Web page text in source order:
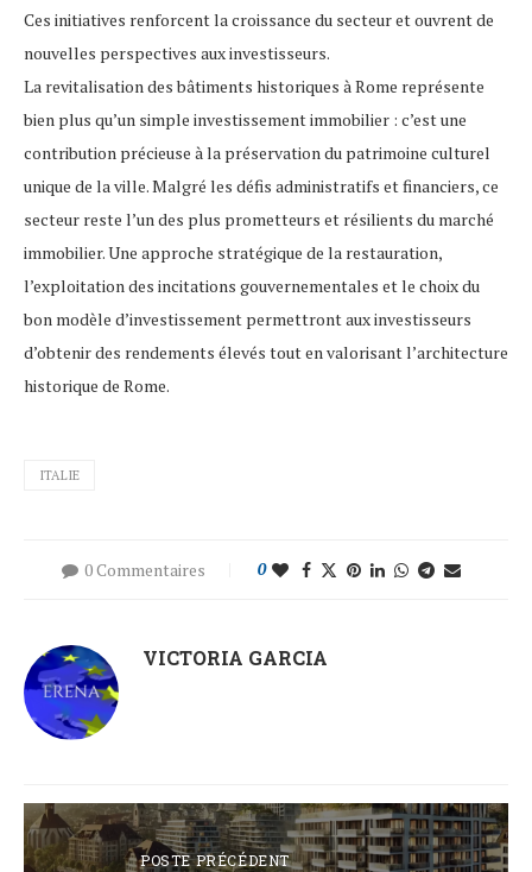
Ces initiatives renforcent la croissance du secteur et ouvrent de
nouvelles perspectives aux investisseurs.
La revitalisation des bâtiments historiques à Rome représente
bien plus qu’un simple investissement immobilier : c’est une
contribution précieuse à la préservation du patrimoine culturel
unique de la ville. Malgré les défis administratifs et financiers, ce
secteur reste l’un des plus prometteurs et résilients du marché
immobilier. Une approche stratégique de la restauration,
l’exploitation des incitations gouvernementales et le choix du
bon modèle d’investissement permettront aux investisseurs
d’obtenir des rendements élevés tout en valorisant l’architecture
historique de Rome.
ITALIE
0 Commentaires 0
VICTORIA GARCIA
POSTE PRÉCÉDENT